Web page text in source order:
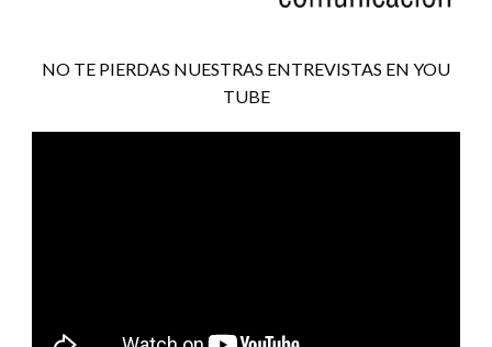
NO TE PIERDAS NUESTRAS ENTREVISTAS EN YOU
TUBE